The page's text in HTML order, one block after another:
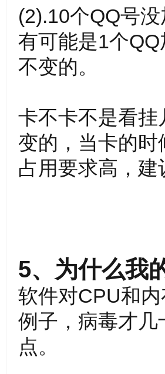
集
享
(2).10个QQ号
有可能是1个
不变的。
卡不卡不是看
变的，当卡的
占用要求高，
5、为什么我
软件对CPU和
例子，病毒才
点。